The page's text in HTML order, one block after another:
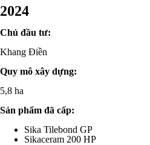
2024
Chủ đầu tư:
Khang Điền
Quy mô xây dựng:
5,8 ha
Sản phẩm đã cấp:
Sika Tilebond GP
Sikaceram 200 HP